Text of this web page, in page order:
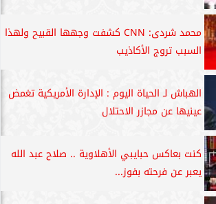
محمد شردى: CNN كشفت وجهها القبيح ولهذا
السبب تروج الأكاذيب
الهباش لـ الحياة اليوم : الإدارة الأمريكية تغمض
عينيها عن مجازر الاحتلال
كنت بعاكس حبايبي الأهلاوية .. صلاح عبد الله
يعبر عن فرحته بفوز...